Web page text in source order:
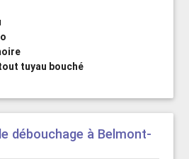
tuyau bouché
débouchage à Belmont-